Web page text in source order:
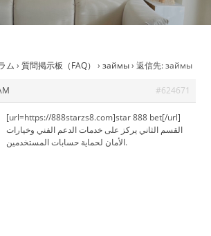
ム › 質問掲示板（FAQ） › займы › 返信先: займы
#624671
[url=https://888starzs8.com]star 888 bet[/url]
القسم الثاني يركز على خدمات الدعم الفني وخيارات
الأمان لحماية حسابات المستخدمين.